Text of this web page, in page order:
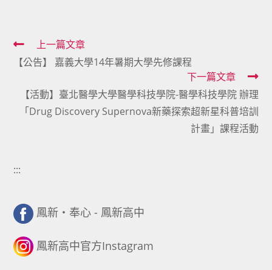
Read
more
articles
上一篇文章
【公告】 嘉義大學14年暑期大學先修課程
下一篇文章
【活動】臺北醫學大學醫學科技學院-醫學科技學院 辦理
「Drug Discovery Supernova新藥探索超新星科普培訓
計畫」課程活動
:::
鳳新・奉心 - 鳳新高中
鳳新高中官方Instagram